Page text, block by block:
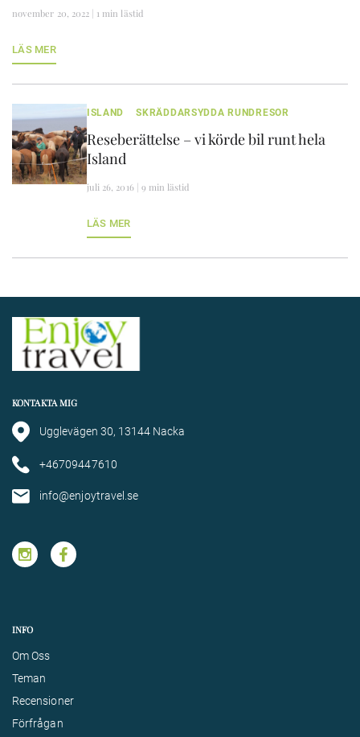
november 20, 2022 | 1 min lästid
LÄS MER
ISLAND SKRÄDDARSYDDA RUNDRESOR
Reseberättelse – vi körde bil runt hela
Island
juli 26, 2016 | 9 min lästid
LÄS MER
KONTAKTA MIG
Ugglevägen 30, 13144 Nacka
+46709447610
info@enjoytravel.se
INFO
Om Oss
Teman
Recensioner
Förfrågan